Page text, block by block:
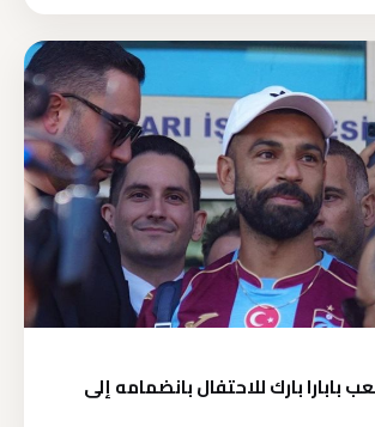
بارك للاحتفال بانضمامه إلى